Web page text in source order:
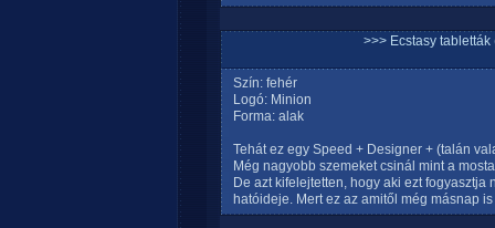
>>> Ecstasy tabletták
Szín: fehér
Logó: Minion
Forma: alak
Tehát ez egy Speed + Designer + (talán
Még nagyobb szemeket csinál mint a
De azt kifelejtetten, hogy aki ezt
hatóideje. Mert ez az amitől még másnap